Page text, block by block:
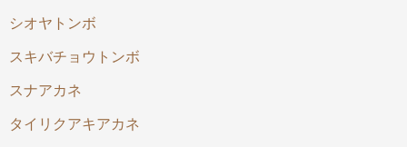
シオヤトンボ
スキバチョウトンボ
スナアカネ
タイリクアキアカネ